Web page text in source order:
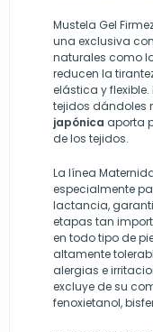
Mustela Gel
una exclusiva
naturales como
reducen la
elástica y flexible.
tejidos dándoles
japónica aporta
de los tejidos.
La línea
especialmente
lactancia,
etapas tan
en todo tipo de
altamente
alergias e
excluye de su
fenoxietanol,